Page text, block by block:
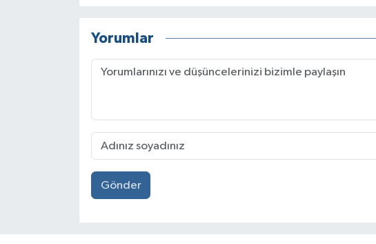
Yorumlar
Gönder